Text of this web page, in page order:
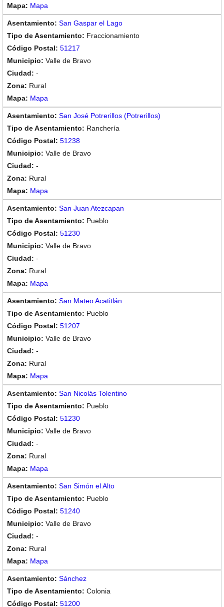
Mapa
San Gaspar el Lago
Fraccionamiento
51217
Valle de Bravo
-
Rural
Mapa
San José Potrerillos (Potrerillos)
Ranchería
51238
Valle de Bravo
-
Rural
Mapa
San Juan Atezcapan
Pueblo
51230
Valle de Bravo
-
Rural
Mapa
San Mateo Acatitlán
Pueblo
51207
Valle de Bravo
-
Rural
Mapa
San Nicolás Tolentino
Pueblo
51230
Valle de Bravo
-
Rural
Mapa
San Simón el Alto
Pueblo
51240
Valle de Bravo
-
Rural
Mapa
Sánchez
Colonia
51200